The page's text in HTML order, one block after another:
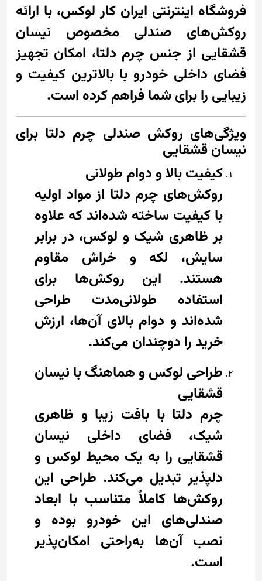
فروشگاه اینترنتی ایران کار لوکس، با ارائه
روکش‌های صندلی مخصوص نیسان
قشقایی از جنس چرم دلتا، امکان تجهیز
فضای داخلی خودرو با بالاترین کیفیت و
زیبایی را برای شما فراهم کرده است.
ویژگی‌های روکش صندلی چرم دلتا برای
نیسان قشقایی
کیفیت بالا و دوام طولانی
روکش‌های چرم دلتا از مواد اولیه
با کیفیت ساخته شده‌اند که علاوه
بر ظاهری شیک و لوکس، در برابر
سایش، لکه و خراش مقاوم
هستند. این روکش‌ها برای
استفاده طولانی‌مدت طراحی
شده‌اند و دوام بالای آن‌ها، ارزش
خرید را دوچندان می‌کند.
طراحی لوکس و هماهنگ با نیسان
قشقایی
چرم دلتا با بافت زیبا و ظاهری
شیک، فضای داخلی نیسان
قشقایی را به یک محیط لوکس و
دلپذیر تبدیل می‌کند. طراحی این
روکش‌ها کاملاً متناسب با ابعاد
صندلی‌های این خودرو بوده و
نصب آن‌ها به‌راحتی امکان‌پذیر
است.